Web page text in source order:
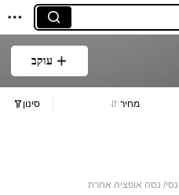
עוקב
מחיר סינון
נסה אופציה אחרת